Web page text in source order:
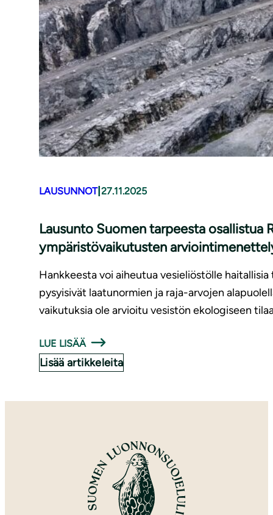
LAUSUNNOT| 27.11.2025
Lausunto Suomen tarpeesta osallistua
ympäristövaikutusten
Hankkeesta voi aiheutua vesieliöstölle
pysyisivät laatunormien ja raja-arvojen
vaikutuksia ole arvioitu vesistön ekologiseen
LUE LISÄÄ
Lisää artikkeleita